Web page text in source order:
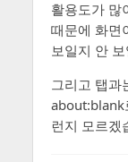
활용도가 많
때문에 화면
보일지 안
그리고 탭과
about:blank
런지 모르겠